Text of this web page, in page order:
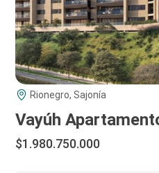
Rionegro, Sajonía
Vayúh Oficinas
$680.000.000